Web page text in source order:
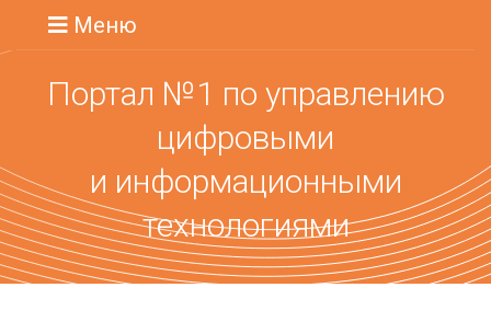
Меню
Портал №1 по управлению
цифровыми
и информационными
технологиями